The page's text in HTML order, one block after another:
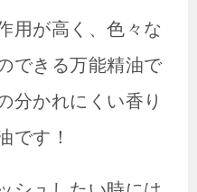
用が高く、色々な
できる万能精油で
分かれにくい香り
です！